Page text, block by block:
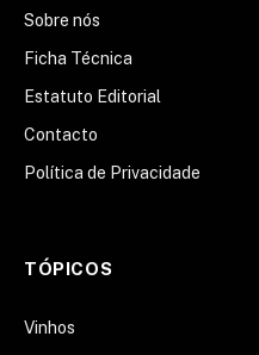
Sobre nós
Ficha Técnica
Estatuto Editorial
Contacto
Política de Privacidade
TÓPICOS
Vinhos